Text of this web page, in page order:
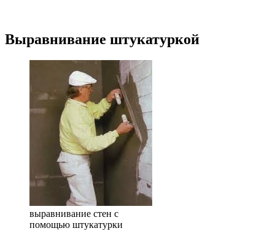
Выравнивание штукатуркой
выравнивание стен с
помощью штукатурки